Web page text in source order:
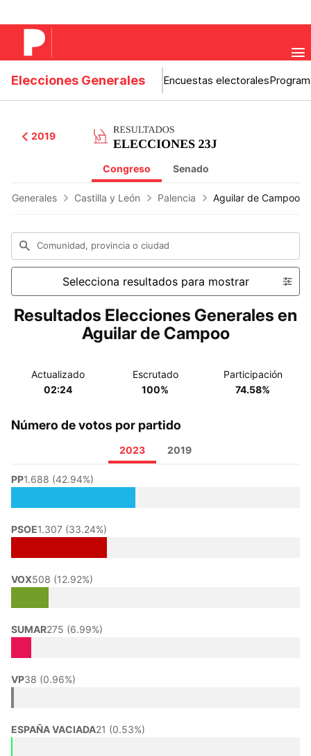
Elecciones Generales Encuestas electorales
2019
Congreso Senado
Generales Castilla y León Palencia Aguilar de Campoo
Comunidad, provincia o ciudad
Selecciona resultados para mostrar
Resultados Elecciones Generales en
Aguilar de Campoo
Actualizado
02:24
Escrutado
100%
Participación
74.58%
Número de votos por partido
2023 2019
PP1.688 (42.94%)
PSOE1.307 (33.24%)
VOX508 (12.92%)
SUMAR275 (6.99%)
VP38 (0.96%)
ESPAÑA VACIADA21 (0.53%)